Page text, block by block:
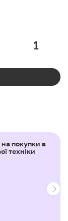
покупки в
техніки